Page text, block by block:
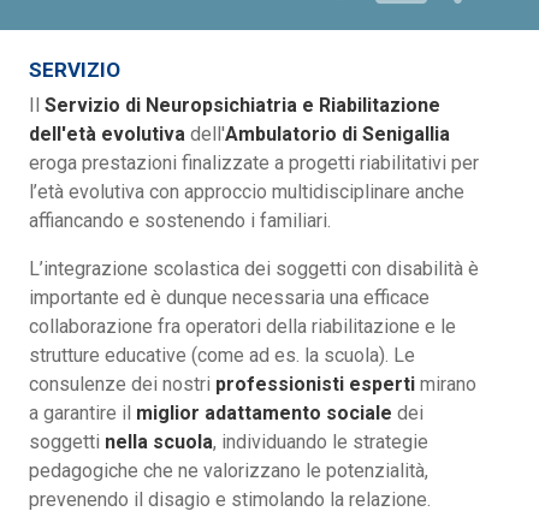
SERVIZIO
Il Servizio di Neuropsichiatria e Riabilitazione
dell'età evolutiva dell'Ambulatorio di Senigallia
eroga prestazioni finalizzate a progetti riabilitativi per
l’età evolutiva con approccio multidisciplinare anche
affiancando e sostenendo i familiari.
L’integrazione scolastica dei soggetti con disabilità è
importante ed è dunque necessaria una efficace
collaborazione fra operatori della riabilitazione e le
strutture educative (come ad es. la scuola). Le
consulenze dei nostri professionisti esperti mirano
a garantire il miglior adattamento sociale dei
soggetti nella scuola, individuando le strategie
pedagogiche che ne valorizzano le potenzialità,
prevenendo il disagio e stimolando la relazione.